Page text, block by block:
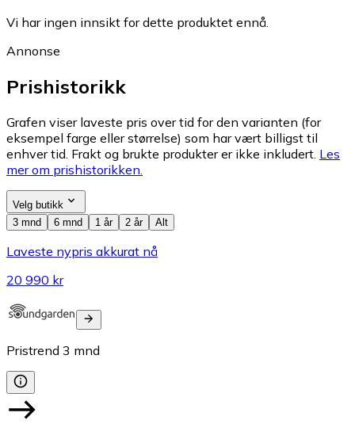
Vi har ingen innsikt for dette produktet ennå.
Annonse
Prishistorikk
Grafen viser laveste pris over tid for den varianten (for
eksempel farge eller størrelse) som har vært billigst til
enhver tid. Frakt og brukte produkter er ikke inkludert. Les
mer om prishistorikken.
Velg butikk
3 mnd
6 mnd 1 år 2 år Alt
Laveste nypris akkurat nå
20 990 kr
Pristrend 3 mnd